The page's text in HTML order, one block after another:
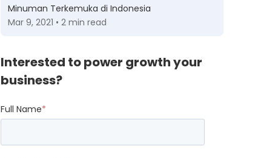
Minuman Terkemuka di Indonesia
Mar 9, 2021 • 2 min read
Interested to power growth your
business?
Full Name*